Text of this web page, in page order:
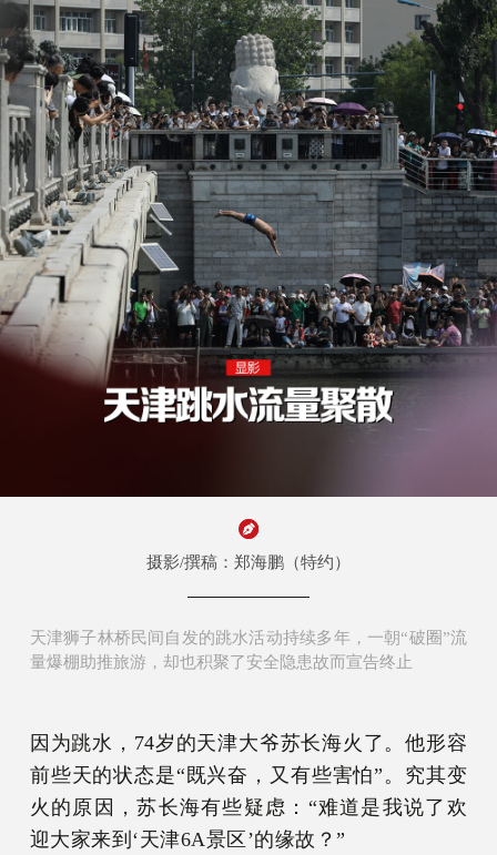
摄影/撰稿：郑海鹏（特约）
天津狮子林桥民间自发的跳水活动持续多年，一朝“破圈”流
量爆棚助推旅游，却也积聚了安全隐患故而宣告终止
因为跳水，74岁的天津大爷苏长海火了。他形容
前些天的状态是“既兴奋，又有些害怕”。究其变
火的原因，苏长海有些疑虑：“难道是我说了欢
迎大家来到‘天津6A景区’的缘故？”